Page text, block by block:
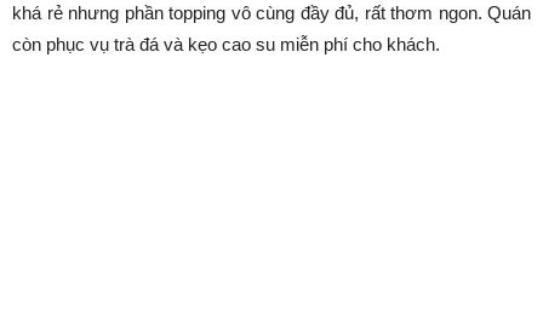
khá rẻ nhưng phần topping vô cùng đầy đủ, rất thơm ngon. Quán
còn phục vụ trà đá và kẹo cao su miễn phí cho khách.